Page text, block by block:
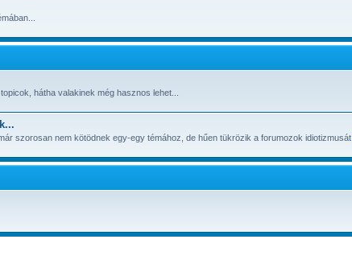
hátha valakinek még hasznos lehet...
szorosan nem kötödnek egy-egy témához, de hűen tükrözik a forumozok idiotizmusát